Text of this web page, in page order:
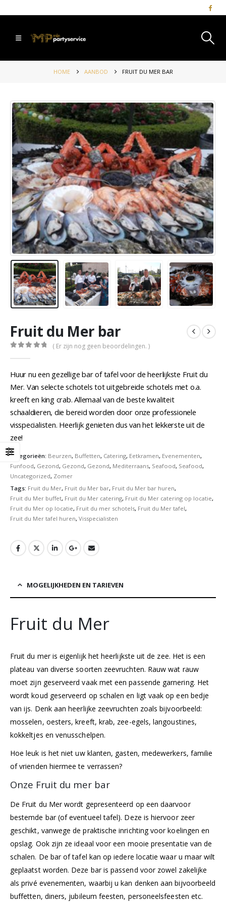
HOME AANBOD FRUIT DU MER BAR
Fruit du Mer bar
( Er zijn nog geen beoordelingen. )
Huur nu een gezellige bar of tafel voor de heerlijkste Fruit du
Mer. Van selecte schotels tot uitgebreide schotels met o.a.
kreeft en king crab. Allemaal van de beste kwaliteit
schaaldieren, die bereid worden door onze professionele
visspecialisten. Heerlijk genieten dus van het lekkerste uit de
zee!
Categorieën: Beurzen, Buffetten, Catering, Eetkramen, Evenementen,
Funfood, Gezond, Gezond, Gezond, Mediterraans, Seafood, Seafood,
Uncategorized, Zomer
Tags: Fruit du Mer, Fruit du Mer bar, Fruit du Mer bar huren,
Fruit du Mer buffet, Fruit du Mer catering, Fruit du Mer catering op locatie,
Fruit du Mer op locatie, Fruit du mer schotels, Fruit du Mer tafel,
Fruit du Mer tafel huren, Visspecialisten
MOGELIJKHEDEN EN TARIEVEN
Fruit du Mer
Fruit du mer is eigenlijk het heerlijkste uit de zee. Het is een
plateau van diverse soorten zeevruchten. Rauw wat rauw
moet zijn geserveerd vaak met een passende garnering. Het
wordt koud geserveerd op schalen en ligt vaak op een bedje
van ijs. Denk aan heerlijke zeevruchten zoals bijvoorbeeld:
mosselen, oesters, kreeft, krab, zee-egels, langoustines,
kokkeltjes en venusschelpen.
Hoe leuk is het niet uw klanten, gasten, medewerkers, familie
of vrienden hiermee te verrassen?
Onze Fruit du mer bar
De Fruit du Mer wordt gepresenteerd op een daarvoor
bestemde bar (of eventueel tafel). Deze is hiervoor zeer
geschikt, vanwege de praktische inrichting voor koelingen en
opslag. Ook zijn ze ideaal voor een mooie presentatie van de
schalen. De bar of tafel kan op iedere locatie waar u maar wilt
geplaatst worden. Deze bar is passend voor zowel zakelijke
als privé evenementen, waarbij u kan denken aan bijvoorbeeld
buffetten, diners, jubileum feesten, personeelsfeesten etc.